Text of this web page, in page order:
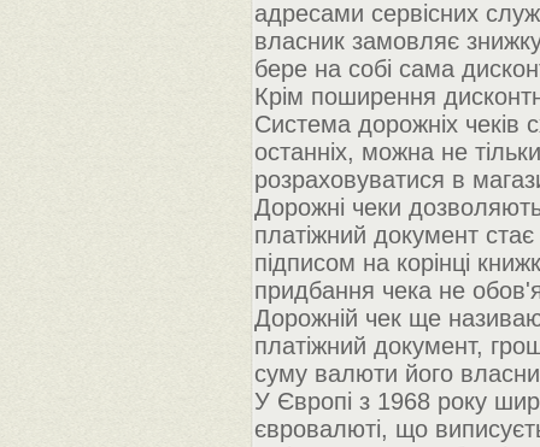
адресами сервісних
власник замовляє
бере на собі сама
Крім поширення
Система дорожніх чеків
останніх, можна не
розраховуватися в
Дорожні чеки
платіжний документ стає
підписом на корінці
придбання чека не
Дорожній чек ще
платіжний документ,
суму валюти його
У Європі з 1968 року
євровалюті, що